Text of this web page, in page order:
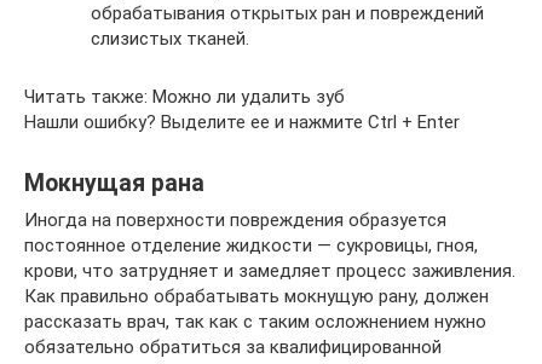
обрабатывания открытых ран и повреждений
слизистых тканей.
Читать также: Можно ли удалить зуб
Нашли ошибку? Выделите ее и нажмите Ctrl + Enter
Мокнущая рана
Иногда на поверхности повреждения образуется
постоянное отделение жидкости — сукровицы, гноя,
крови, что затрудняет и замедляет процесс заживления.
Как правильно обрабатывать мокнущую рану, должен
рассказать врач, так как с таким осложнением нужно
обязательно обратиться за квалифицированной